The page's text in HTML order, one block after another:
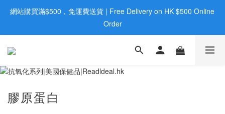
歡迎親臨旺角店購買：旺角弼街20號12樓B  |  RealDeal 保健品 |
WhatsApp 9560 0709
歡迎親臨旺角店購買：旺角弼街20號12樓B  |  RealDeal 保健品 |
WhatsApp 9560 0709
膠原蛋白